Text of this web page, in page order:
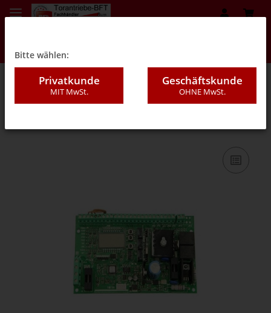
09C - Schiebetorantriebe
Bitte wählen:
Privatkunde
MIT MwSt.
Geschäftskunde
OHNE MwSt.